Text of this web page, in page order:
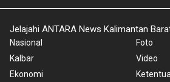
Jelajahi ANTARA News Kalimantan
Nasional
Kalbar
Ekonomi
Foto
Video